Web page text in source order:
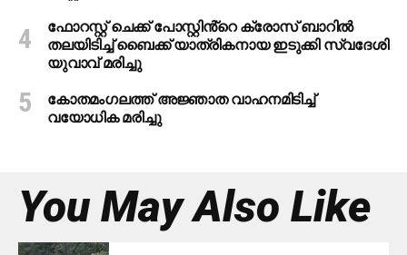
ഫോറസ്റ്റ് ചെക്ക് പോസ്റ്റിൻ്റെ ക്രോസ് ബാറില്‍
തലയിടിച്ച് ബൈക്ക് യാത്രികനായ ഇടുക്കി സ്വദേശി
യുവാവ് മരിച്ചു
കോതമംഗലത്ത് അജ്ഞാത വാഹനമിടിച്ച്
വയോധിക മരിച്ചു
You May Also Like